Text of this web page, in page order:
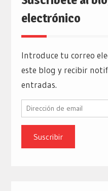
electrónico
Introduce tu correo
este blog y recibir
entradas.
Dirección
email